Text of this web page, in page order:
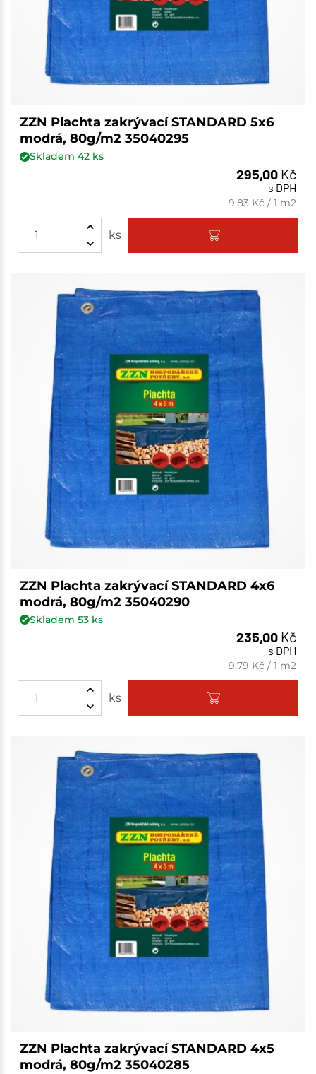
ZZN Plachta zakrývací STANDARD 5x6
modrá, 80g/m2 35040295
Skladem 42ks
295,00 Kč
s DPH
9,83 Kč /1 m2
ks
ZZN Plachta zakrývací STANDARD 4x6
modrá, 80g/m2 35040290
Skladem 53ks
235,00 Kč
s DPH
9,79 Kč /1 m2
ks
ZZN Plachta zakrývací STANDARD 4x5
modrá, 80g/m2 35040285